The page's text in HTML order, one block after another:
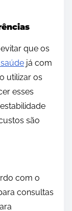
que os
já com
utilizar os
esses
são
com o
consultas